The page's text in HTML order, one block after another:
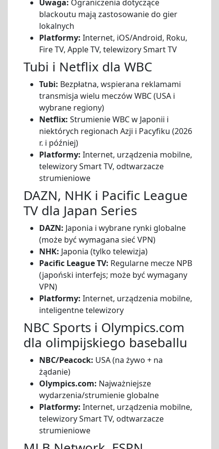
Uwaga: Ograniczenia dotyczące
blackoutu mają zastosowanie do gier
lokalnych
Platformy: Internet, iOS/Android, Roku,
Fire TV, Apple TV, telewizory Smart TV
Tubi i Netflix dla WBC
Tubi: Bezpłatna, wspierana reklamami
transmisja wielu meczów WBC (USA i
wybrane regiony)
Netflix: Strumienie WBC w Japonii i
niektórych regionach Azji i Pacyfiku (2026
r. i później)
Platformy: Internet, urządzenia mobilne,
telewizory Smart TV, odtwarzacze
strumieniowe
DAZN, NHK i Pacific League
TV dla Japan Series
DAZN: Japonia i wybrane rynki globalne
(może być wymagana sieć VPN)
NHK: Japonia (tylko telewizja)
Pacific League TV: Regularne mecze NPB
(japoński interfejs; może być wymagany
VPN)
Platformy: Internet, urządzenia mobilne,
inteligentne telewizory
NBC Sports i Olympics.com
dla olimpijskiego baseballu
NBC/Peacock: USA (na żywo + na
żądanie)
Olympics.com: Najważniejsze
wydarzenia/strumienie globalne
Platformy: Internet, urządzenia mobilne,
telewizory Smart TV, odtwarzacze
strumieniowe